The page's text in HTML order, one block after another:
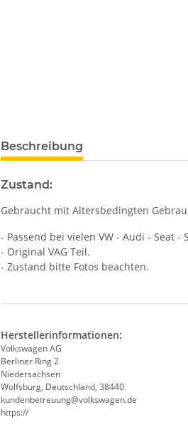
Beschreibung
Zustand:
Gebraucht mit Altersbedingten
- Passend bei vielen VW - Audi - Seat -
- Original VAG Teil.
- Zustand bitte Fotos beachten.
Herstellerinformationen:
Volkswagen AG
Berliner Ring 2
Niedersachsen
Wolfsburg, Deutschland, 38440
kundenbetreuung@volkswagen.de
https://